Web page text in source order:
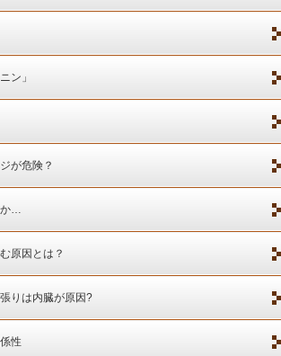
ン」
が危険？
か…
原因とは？
りは内臓が原因?
性